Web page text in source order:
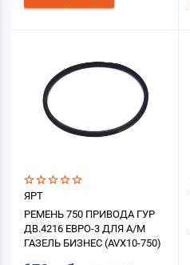
ЯРТ
РЕМЕНЬ 750 ПРИВОДА ГУР
ДВ.4216 ЕВРО-3 ДЛЯ А/М
ГАЗЕЛЬ БИЗНЕС (AVX10-750)